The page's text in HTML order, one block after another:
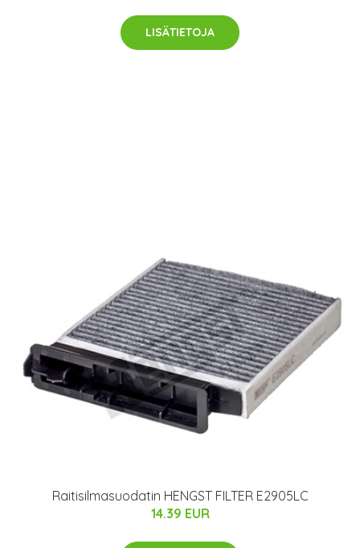
LISÄTIETOJA
Raitisilmasuodatin HENGST FILTER E2905LC
14.39 EUR